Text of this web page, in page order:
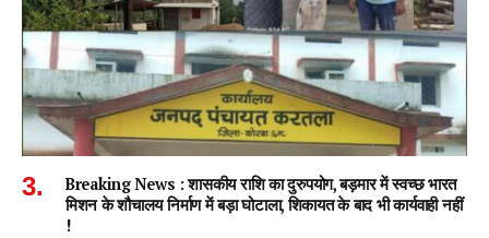
Breaking News : शासकीय राशि का दुरुपयोग, बड़मार में स्वच्छ भारत
मिशन के शौचालय निर्माण में बड़ा घोटाला, शिकायत के बाद भी कार्यवाही नहीं
!